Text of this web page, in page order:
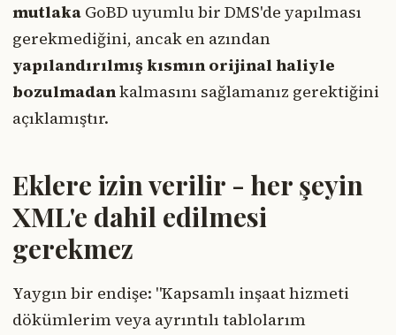
mutlaka GoBD uyumlu bir DMS'de yapılması
gerekmediğini, ancak en azından
yapılandırılmış kısmın orijinal haliyle
bozulmadankalmasını sağlamanız gerektiğini
açıklamıştır.
Eklere izin verilir - her şeyin
XML'e dahil edilmesi
gerekmez
Yaygın bir endişe: "Kapsamlı inşaat hizmeti
dökümlerim veya ayrıntılı tablolarım